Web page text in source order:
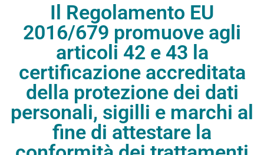
Il Regolamento EU
2016/679 promuove agli
articoli 42 e 43 la
certificazione accreditata
della protezione dei dati
personali, sigilli e marchi al
fine di attestare la